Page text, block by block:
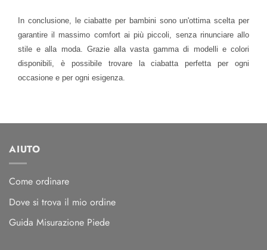
In conclusione, le ciabatte per bambini sono un'ottima scelta per
garantire il massimo comfort ai più piccoli, senza rinunciare allo
stile e alla moda. Grazie alla vasta gamma di modelli e colori
disponibili, è possibile trovare la ciabatta perfetta per ogni
occasione e per ogni esigenza.
AIUTO
Come ordinare
Dove si trova il mio ordine
Guida Misurazione Piede